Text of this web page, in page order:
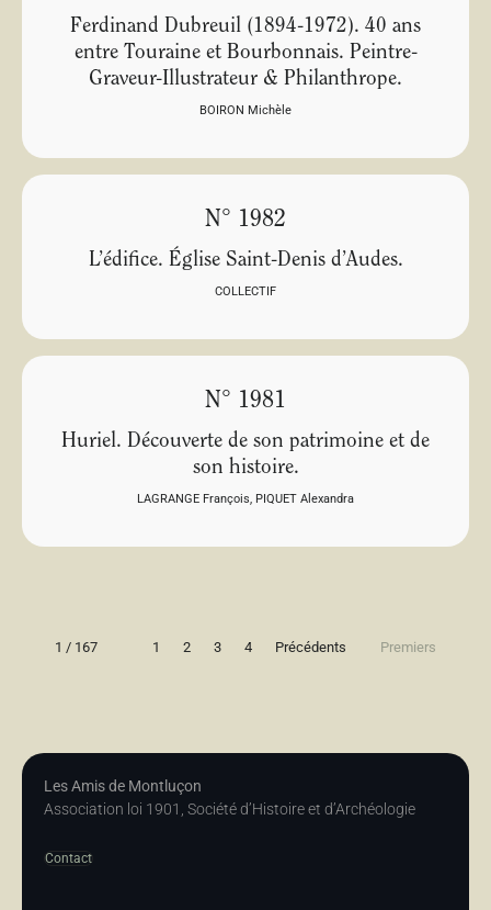
Ferdinand Dubreuil (1894-1972). 40 ans
entre Touraine et Bourbonnais. Peintre-
Graveur-Illustrateur & Philanthrope.
BOIRON Michèle
N° 1982
L’édifice. Église Saint-Denis d’Audes.
COLLECTIF
N° 1981
Huriel. Découverte de son patrimoine et de
son histoire.
LAGRANGE François, PIQUET Alexandra
1 / 167 1 2 3 4 Précédents Premiers
Les Amis de Montluçon
Association loi 1901, Société d’Histoire et d’Archéologie
Contact